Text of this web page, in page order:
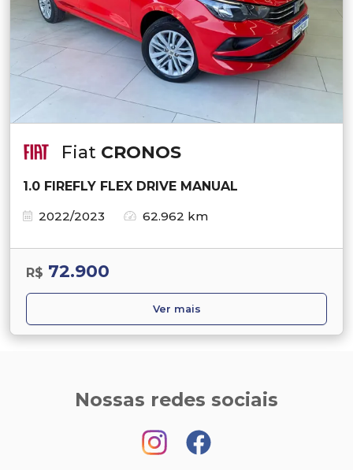
Fiat CRONOS
1.0 FIREFLY FLEX DRIVE MANUAL
2022/2023
62.962 km
R$ 72.900
Ver mais
Nossas redes sociais